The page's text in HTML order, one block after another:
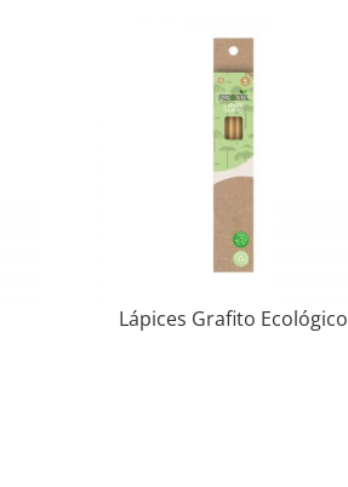
Lápices Grafito Ecológico